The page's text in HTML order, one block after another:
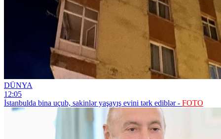
DÜNYA
12:05
İstanbulda bina uçub, sakinlər yaşayış evini tərk ediblər - FOTO